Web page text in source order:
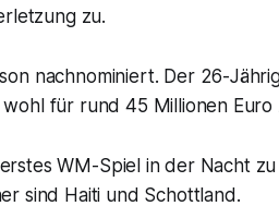
zu.
nachnominiert. Der 26-
für rund 45 Millionen
WM-Spiel in der Nacht
sind Haiti und Schottland.